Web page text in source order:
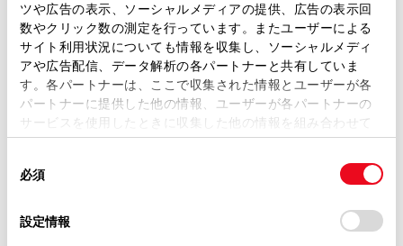
ツや広告の表示、ソーシャルメディアの提供、広告の表示回
数やクリック数の測定を行っています。またユーザーによる
サイト利用状況についても情報を収集し、ソーシャルメディ
アや広告配信、データ解析の各パートナーと共有していま
す。各パートナーは、ここで収集された情報とユーザーが各
パートナーに提供した他の情報、ユーザーが各パートナーの
サービスを使用したときに収集した他の情報を組み合わせて
使用することがあります。当ウェブサイトの使用を続行する
デバイスにすべてのCookie(クッキー)が保存されることに同
意したことになります。Cookie(クッキー)のオプトアウト、
必須
設定情報
正常に取得できませんでした。
詳しくは販売店までお問合せくださ
い。
（2-7-4）
見積りシミュレーショントップへ